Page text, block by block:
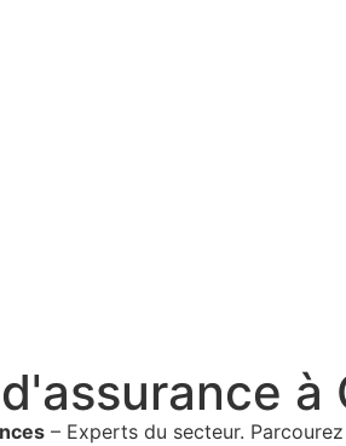
à
– Experts du secteur.